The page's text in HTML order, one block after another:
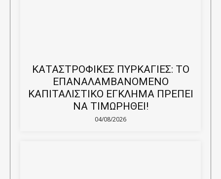
ΚΑΤΑΣΤΡΟΦΙΚΕΣ ΠΥΡΚΑΓΙΕΣ: ΤΟ
ΕΠΑΝΑΛΑΜΒΑΝΟΜΕΝΟ
ΚΑΠΙΤΑΛΙΣΤΙΚΟ ΕΓΚΛΗΜΑ ΠΡΕΠΕΙ
ΝΑ ΤΙΜΩΡΗΘΕΙ!
04/08/2026